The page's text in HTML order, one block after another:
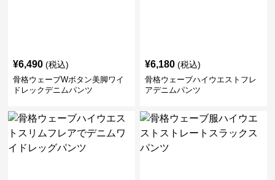
¥6,490 (税込)
骨格ウェーブWボタン美脚ワイ
ドレックデニムパンツ
¥6,180 (税込)
骨格ウェーブハイウエストフレ
アデニムパンツ